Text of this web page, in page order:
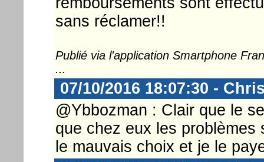
sans réclamer!!
Publié via l'application Smartphone
...
07/10/2016 18:07:30 -
@Ybbozman : Clair que le
que chez eux les
le mauvais choix et je le